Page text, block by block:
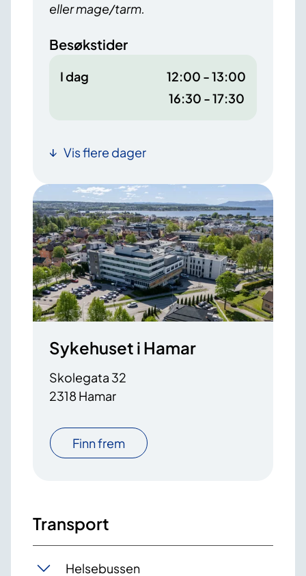
eller mage/tarm.
Besøkstider
I dag
12:00 - 13:00
16:30 - 17:30
Vis flere dager
Sykehuset i Hamar
Skolegata 32
2318 Hamar
Finn frem
Transport
Helsebussen